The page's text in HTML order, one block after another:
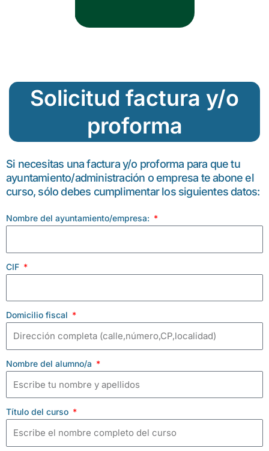
Solicitud factura y/o
proforma
Si necesitas una factura y/o proforma para que tu
ayuntamiento/administración o empresa te abone el
curso, sólo debes cumplimentar los siguientes datos:
Nombre del ayuntamiento/empresa:
CIF
Domicilio fiscal
Nombre del alumno/a
Título del curso